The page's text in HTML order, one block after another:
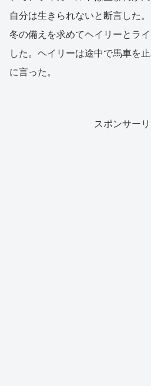
自分は生きられないと断言した。
冬の備えを求めてヘイリーとラ
した。ヘイリーは途中で馬車を
に言った。
スポンサー